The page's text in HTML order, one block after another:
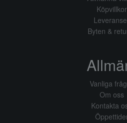
Köpvillkor
Byten &
Vanliga
Om oss
Kontakta